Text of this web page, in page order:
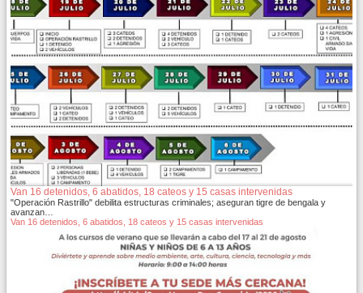
Van 16 detenidos, 6 abatidos, 18 cateos y 15 casas intervenidas
"Operación Rastrillo" debilita estructuras criminales; aseguran tigre de bengala y
avanzan…
Van 16 detenidos, 6 abatidos, 18 cateos y 15 casas intervenidas